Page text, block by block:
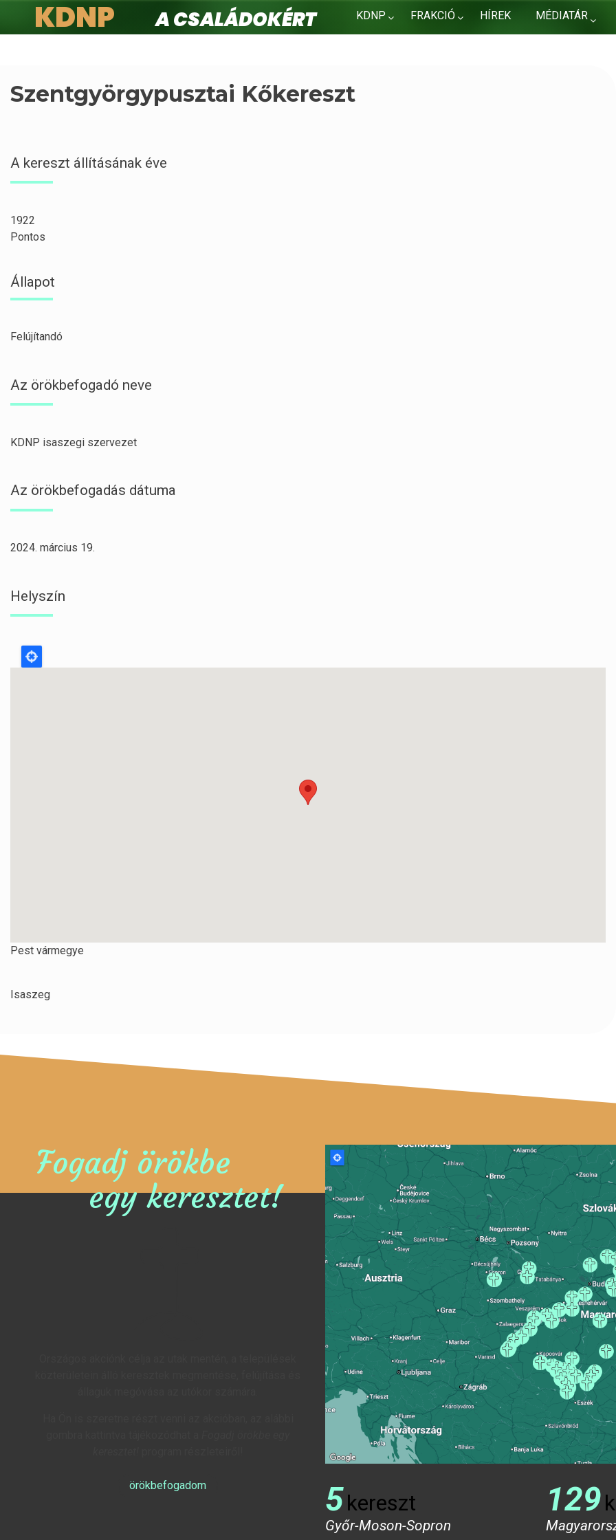
KDNP FRAKCIÓ HÍREK MÉDIATÁR
KDNP
A családokért.
Szentgyörgypusztai Kőkereszt
A kereszt állításának éve
1922
Pontos
Állapot
Felújítandó
Az örökbefogadó neve
KDNP isaszegi szervezet
Az örökbefogadás dátuma
2024. március 19.
Helyszín
Pest vármegye
Isaszeg
Fogadj örökbe
egy keresztet!
örökbefogadom 5kereszt
Győr-Moson-Sopron
129